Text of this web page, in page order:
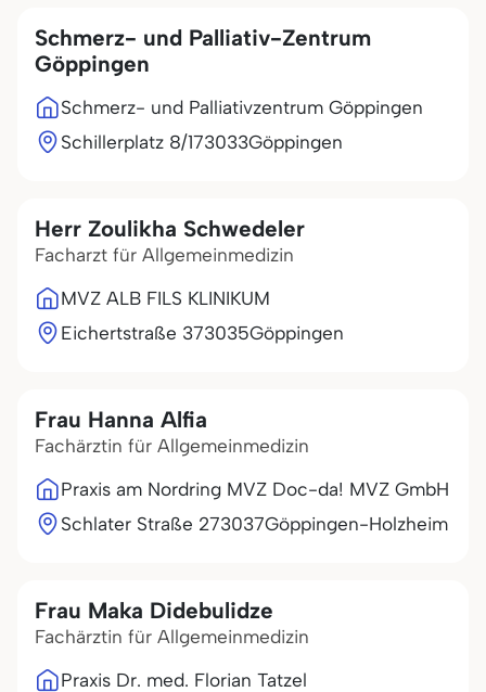
Schmerz- und Palliativ-Zentrum
Göppingen
Schmerz- und Palliativzentrum Göppingen
Schillerplatz 8/173033Göppingen
Herr Zoulikha Schwedeler
Facharzt für Allgemeinmedizin
MVZ ALB FILS KLINIKUM
Eichertstraße 373035Göppingen
Frau Hanna Alfia
Fachärztin für Allgemeinmedizin
Praxis am Nordring MVZ Doc-da! MVZ GmbH
Schlater Straße 273037Göppingen-Holzheim
Frau Maka Didebulidze
Fachärztin für Allgemeinmedizin
Praxis Dr. med. Florian Tatzel